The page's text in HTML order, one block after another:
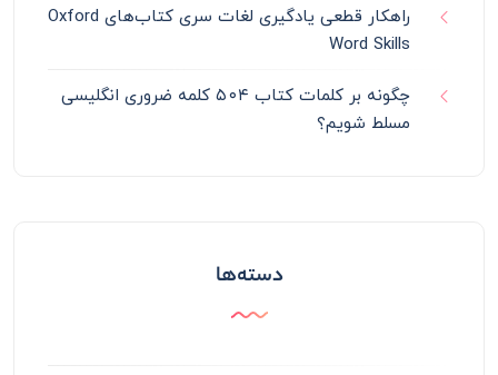
راهکار قطعی یادگیری لغات سری کتاب‌های Oxford
Word Skills
چگونه بر کلمات کتاب ۵۰۴ کلمه ضروری انگلیسی
مسلط شویم؟
دسته‌ها